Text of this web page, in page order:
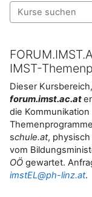
Kurse suchen
IMST-
Dieser
forum.imst.ac.at
die
schule.at,
vom
OÖ gewartet.
imstEL@ph-linz.at.